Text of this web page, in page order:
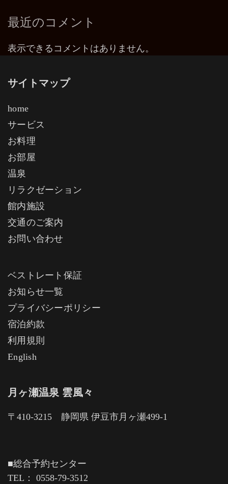
最近のコメント
表示できるコメントはありません。
サイトマップ
home
サービス
お料理
お部屋
温泉
リラクゼーション
館内施設
交通のご案内
お問い合わせ
ベストレート保証
お知らせ一覧
プライバシーポリシー
宿泊約款
利用規則
English
月ヶ瀬温泉 雲風々
〒410-3215 静岡県 伊豆市月ヶ瀬499-1
■総合予約センター
TEL： 0558-79-3512